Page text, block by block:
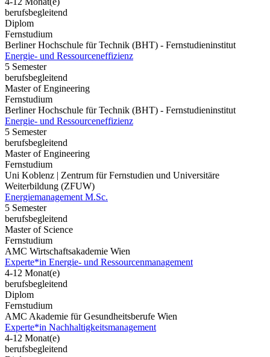
berufsbegleitend
Diplom
Fernstudium
Berliner Hochschule für Technik (BHT) - Fernstudieninstitut
Energie- und Ressourceneffizienz
5 Semester
berufsbegleitend
Master of Engineering
Fernstudium
Berliner Hochschule für Technik (BHT) - Fernstudieninstitut
Energie- und Ressourceneffizienz
5 Semester
berufsbegleitend
Master of Engineering
Fernstudium
Uni Koblenz | Zentrum für Fernstudien und Universitäre
Weiterbildung (ZFUW)
Energiemanagement M.Sc.
5 Semester
berufsbegleitend
Master of Science
Fernstudium
AMC Wirtschaftsakademie Wien
Experte*in Energie- und Ressourcenmanagement
4-12 Monat(e)
berufsbegleitend
Diplom
Fernstudium
AMC Akademie für Gesundheitsberufe Wien
Experte*in Nachhaltigkeitsmanagement
4-12 Monat(e)
berufsbegleitend